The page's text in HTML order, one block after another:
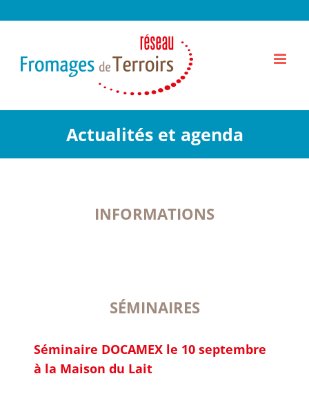
Actualités et agenda
INFORMATIONS
SÉMINAIRES
Séminaire DOCAMEX le 10 septembre
à la Maison du Lait